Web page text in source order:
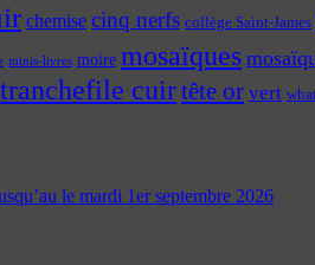
chemise cinq nerfs collège Saint-James
minis-livres moire mosaïques
tranchefile cuirtête or vert
le mardi 1er septembre 2026